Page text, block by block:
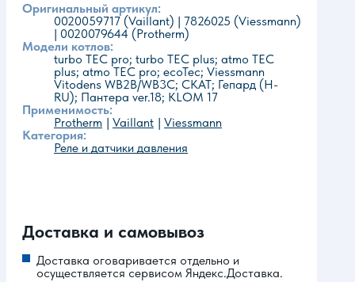
Оригинальный артикул:
0020059717 (Vaillant) | 7826025 (Viessmann)
| 0020079644 (Protherm)
Модели котлов:
turbo TEC pro; turbo TEC plus; atmo TEC
plus; atmo TEC pro; ecoTec; Viessmann
Vitodens WB2B/WB3C; СКАТ; Гепард (H-
RU); Пантера ver.18; KLOM 17
Применимость:
Protherm
Vaillant
Viessmann
Категория:
Реле и датчики давления
Доставка и самовывоз
Доставка оговаривается отдельно и
осуществляется сервисом Яндекс.Доставка.